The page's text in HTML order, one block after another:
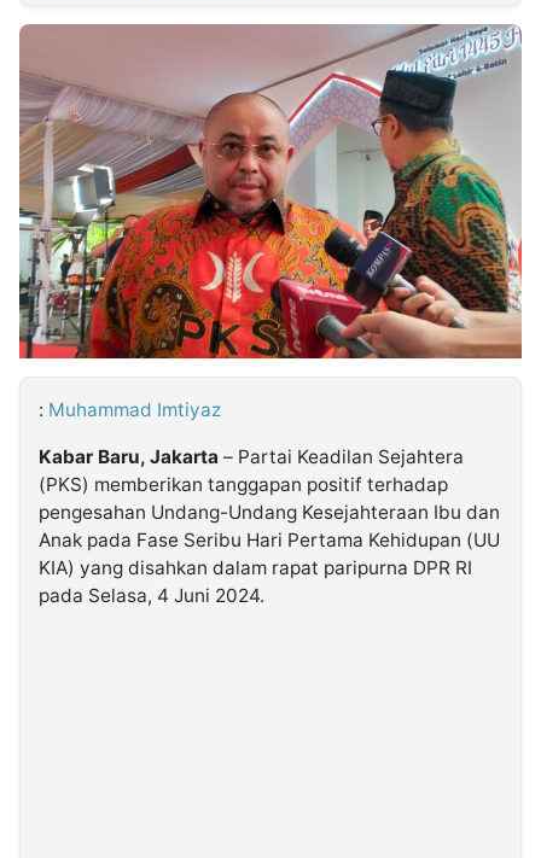
INDONESIA
Partner
Insight
NTB
Suara
Time
Lens
IDN
Daily
Jogja
Jalan
Rakyat
Idealita
News
Kita
Notice
Radar
Baru
Seedbacklink
Follow
Kabarbaru
: Muhammad Imtiyaz
Kabar Baru, Jakarta – Partai Keadilan Sejahtera
(PKS) memberikan tanggapan positif terhadap
pengesahan Undang-Undang Kesejahteraan Ibu dan
Anak pada Fase Seribu Hari Pertama Kehidupan (UU
KIA) yang disahkan dalam rapat paripurna DPR RI
pada Selasa, 4 Juni 2024.